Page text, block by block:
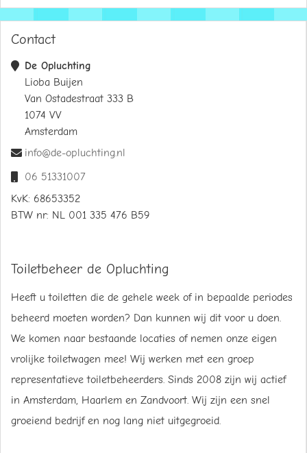
Contact
De Opluchting
Lioba Buijen
Van Ostadestraat 333 B
1074 VV
Amsterdam
info@de-opluchting.nl
06 51331007
KvK: 68653352
BTW nr: NL 001 335 476 B59
Toiletbeheer de Opluchting
Heeft u toiletten die de gehele week of in bepaalde periodes
beheerd moeten worden? Dan kunnen wij dit voor u doen.
We komen naar bestaande locaties of nemen onze eigen
vrolijke toiletwagen mee! Wij werken met een groep
representatieve toiletbeheerders. Sinds 2008 zijn wij actief
in Amsterdam, Haarlem en Zandvoort. Wij zijn een snel
groeiend bedrijf en nog lang niet uitgegroeid.